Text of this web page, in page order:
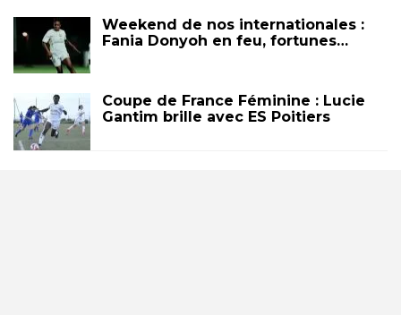
Weekend de nos internationales :
Fania Donyoh en feu, fortunes…
Coupe de France Féminine : Lucie
Gantim brille avec ES Poitiers